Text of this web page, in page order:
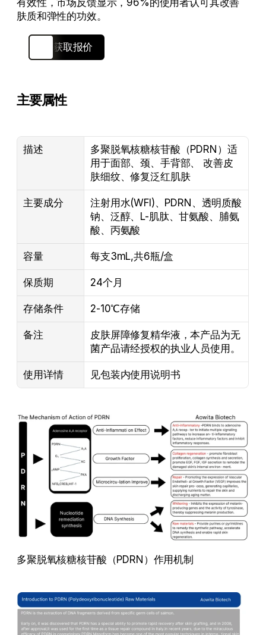
有效性，市场反馈显示，96%的使用者认可其改善
肤质和弹性的功效。
查看解决方案
获取报价
主要属性
描述
多聚脱氧核糖核苷酸（PDRN）适
用于面部、颈、手背部、 改善皮
肤细纹、修复泛红肌肤
主要成分
注射用水(WFI)、PDRN、透明质酸
钠、泛醇、L-肌肽、甘氨酸、脯氨
酸、丙氨酸
容量 每支3mL,共6瓶/盒
保质期 24个月
存储条件 2-10℃存储
备注
皮肤屏障修复精华液，本产品为无
菌产品请经授权的执业人员使用。
使用详情 见包装内使用说明书
多聚脱氧核糖核苷酸（PDRN）作用机制